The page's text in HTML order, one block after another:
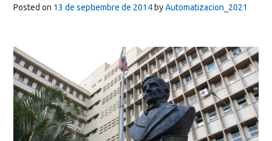
Posted on 13 de septiembre de 2014 byAutomatizacion_2021